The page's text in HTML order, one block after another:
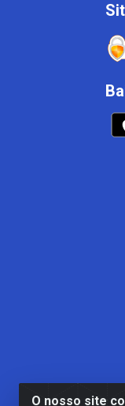
O nosso site